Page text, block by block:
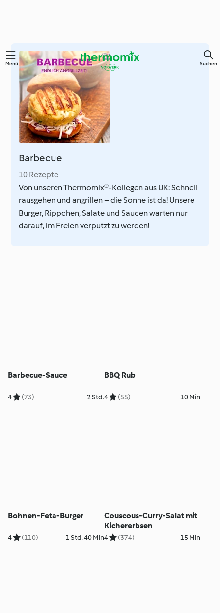
Springe
Hauptinhalt
Menü Suchen
Barbecue
10 Rezepte
Von unseren Thermomix®-Kollegen aus UK: Schnell
rausgehen und angrillen – die Sonne ist da! Unsere
Burger, Rippchen, Salate und Saucen warten nur
darauf, im Freien verputzt zu werden!
Barbecue-Sauce
4 (73) 2 Std.
BBQ Rub
4 (55) 10 Min
Bohnen-Feta-Burger
4 (110) 1 Std. 40 Min
Couscous-Curry-Salat mit
Kichererbsen
4 (374) 15 Min